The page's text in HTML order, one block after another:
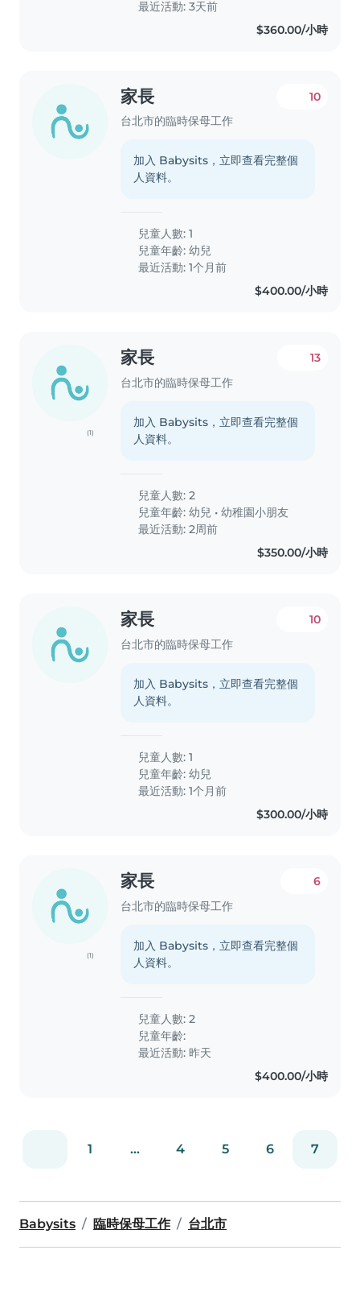
最近活動: 3天前
$360.00/小時
家長
台北市的臨時保母工作
10
加入 Babysits，立即查看完整個
人資料。
兒童人數: 1
兒童年齡:幼兒
最近活動: 1个月前
$400.00/小時
(1)
家長
台北市的臨時保母工作
13
加入 Babysits，立即查看完整個
人資料。
兒童人數: 2
兒童年齡:幼兒 •幼稚園小朋友
最近活動: 2周前
$350.00/小時
家長
台北市的臨時保母工作
10
加入 Babysits，立即查看完整個
人資料。
兒童人數: 1
兒童年齡:幼兒
最近活動: 1个月前
$300.00/小時
(1)
家長
台北市的臨時保母工作
6
加入 Babysits，立即查看完整個
人資料。
兒童人數: 2
兒童年齡:
最近活動: 昨天
$400.00/小時
1 ... 4 5 6 7
Babysits 臨時保母工作 台北市